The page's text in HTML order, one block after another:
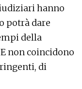
hanno
potrà dare
della
non coincidono
di